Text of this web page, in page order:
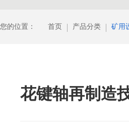
您的位置： 首页 产品分类 矿用
花键轴再制造